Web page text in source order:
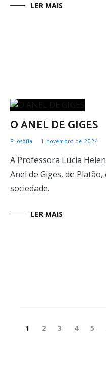
LER MAIS
O ANEL DE GIGES
Filosofia 1 novembro de 2024
A Professora Lúcia
Anel de Giges, de
sociedade.
LER MAIS
Navegação
Página
1 Página
2 Página
3 Página
4 5